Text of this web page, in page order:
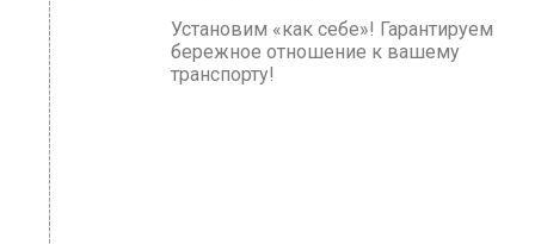
Установим «как себе»! Гарантируем
бережное отношение к вашему
транспорту!